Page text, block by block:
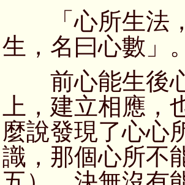
「心所生法，
生，名曰心數」。
前心能生後心
上，建立相應
麼說發現了心心
識，那個心所不